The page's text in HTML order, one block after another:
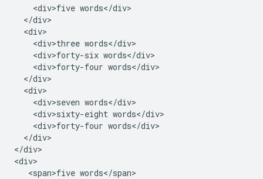
    <div>five words</div>
  </div>
  <div>
    <div>three words</div>
    <div>forty-six words</div>
    <div>forty-four words</div>
  </div>
  <div>
    <div>seven words</div>
    <div>sixty-eight words</div>
    <div>forty-four words</div>
  </div>
</div>
<div>
   <span>five words</span>